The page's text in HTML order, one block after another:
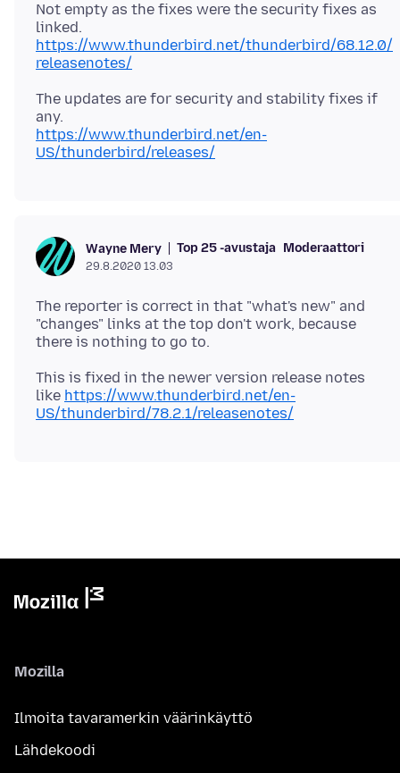
Not empty as the fixes were the security fixes as
linked.
https://www.thunderbird.net/thunderbird/68.12.0/
releasenotes/
The updates are for security and stability fixes if
https://www.thunderbird.net/en-
US/thunderbird/releases/
Wayne Mery Top 25 -avustaja Moderaattori
29.8.2020 13.03
The reporter is correct in that "what's new" and
"changes" links at the top don't work, because
This is fixed in the newer version release notes
like https://www.thunderbird.net/en-
US/thunderbird/78.2.1/releasenotes/
Mozilla
Ilmoita tavaramerkin väärinkäyttö
Lähdekoodi